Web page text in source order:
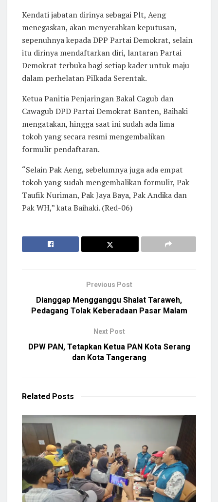
Kendati jabatan dirinya sebagai Plt, Aeng
menegaskan, akan menyerahkan keputusan,
sepenuhnya kepada DPP Partai Demokrat, selain
itu dirinya mendaftarkan diri, lantaran Partai
Demokrat terbuka bagi setiap kader untuk maju
dalam perhelatan Pilkada Serentak.
Ketua Panitia Penjaringan Bakal Cagub dan
Cawagub DPD Partai Demokrat Banten, Baihaki
mengatakan, hingga saat ini sudah ada lima
tokoh yang secara resmi mengembalikan
formulir pendaftaran.
“Selain Pak Aeng, sebelumnya juga ada empat
tokoh yang sudah mengembalikan formulir, Pak
Taufik Nuriman, Pak Jaya Baya, Pak Andika dan
Pak WH,” kata Baihaki. (Red-06)
Previous Post
Dianggap Mengganggu Shalat Taraweh,
Pedagang Tolak Keberadaan Pasar Malam
Next Post
DPW PAN, Tetapkan Ketua PAN Kota Serang
dan Kota Tangerang
Related Posts